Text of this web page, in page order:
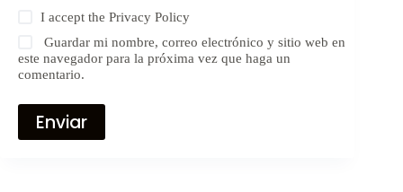
I accept thePrivacy Policy
Guardar mi nombre, correo electrónico y sitio web en
este navegador para la próxima vez que haga un
comentario.
Enviar